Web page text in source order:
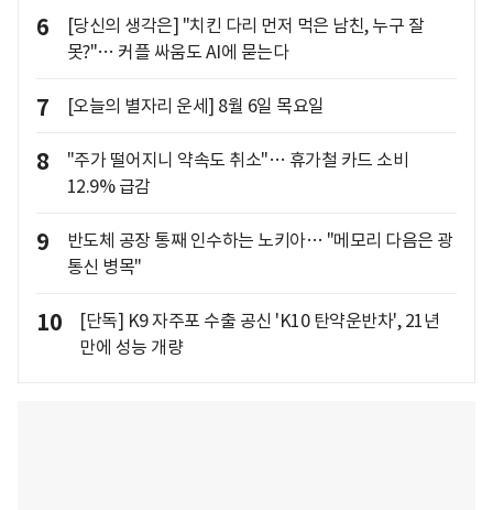
6
[당신의 생각은] "치킨 다리 먼저 먹은 남친, 누구 잘
못?"… 커플 싸움도 AI에 묻는다
7 [오늘의 별자리 운세] 8월 6일 목요일
8
"주가 떨어지니 약속도 취소"… 휴가철 카드 소비
12.9% 급감
9
반도체 공장 통째 인수하는 노키아… "메모리 다음은 광
통신 병목"
10
[단독] K9 자주포 수출 공신 'K10 탄약운반차', 21년
만에 성능 개량